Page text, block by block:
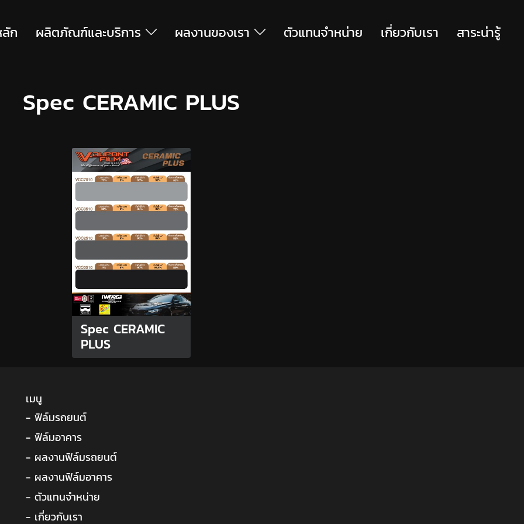
ก ผลิตภัณฑ์และบริการ ผลงานของเรา ตัวแทนจำหน่าย เกี่ยวกับเรา สาระน่ารู้
Spec CERAMIC PLUS
Spec CERAMIC
PLUS
เมนู
- ฟิล์มรถยนต์
- ฟิล์มอาคาร
- ผลงานฟิล์มรถยนต์
- ผลงานฟิล์มอาคาร
- ตัวแทนจำหน่าย
- เกี่ยวกับเรา